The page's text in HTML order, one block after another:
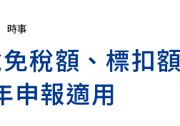
時事
稅額、標扣
申報適用